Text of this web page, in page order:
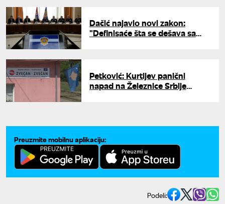
Dačić najavio novi zakon:
"Definisaće šta se dešava sa
Petković: Kurtijev panični
napad na Železnice Srbije
Preuzmite mobilnu aplikaciju:
Podeli: